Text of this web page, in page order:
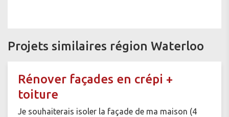
Projets similaires région Waterloo
Rénover façades en crépi +
toiture
Je souhaiterais isoler la façade de ma maison (4